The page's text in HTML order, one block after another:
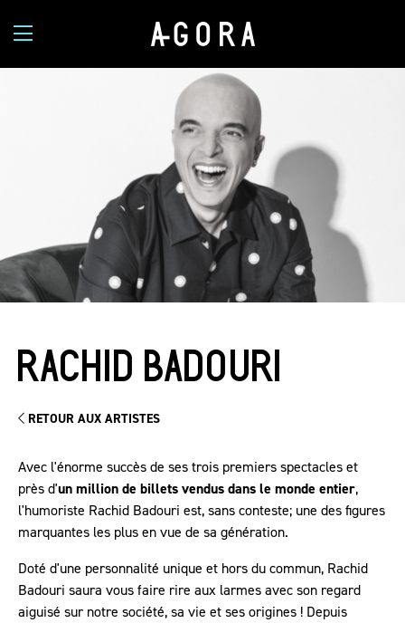
RACHID BADOURI
RETOUR AUX ARTISTES
Avec l'énorme succès de ses trois premiers spectacles et
près d'un million de billets vendus dans le monde entier,
l'humoriste Rachid Badouri est, sans conteste; une des figures
marquantes les plus en vue de sa génération.
Doté d'une personnalité unique et hors du commun, Rachid
Badouri saura vous faire rire aux larmes avec son regard
aiguisé sur notre société, sa vie et ses origines ! Depuis